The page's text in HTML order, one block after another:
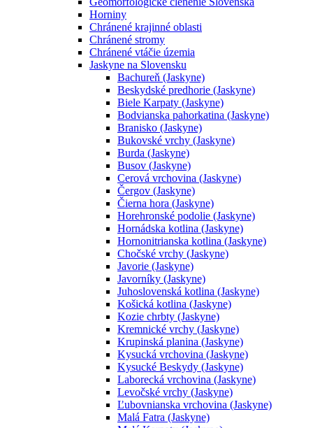
Horniny
Chránené krajinné oblasti
Chránené stromy
Chránené vtáčie územia
Jaskyne na Slovensku
Bachureň (Jaskyne)
Beskydské predhorie (Jaskyne)
Biele Karpaty (Jaskyne)
Bodvianska pahorkatina (Jaskyne)
Branisko (Jaskyne)
Bukovské vrchy (Jaskyne)
Burda (Jaskyne)
Busov (Jaskyne)
Cerová vrchovina (Jaskyne)
Čergov (Jaskyne)
Čierna hora (Jaskyne)
Horehronské podolie (Jaskyne)
Hornádska kotlina (Jaskyne)
Hornonitrianska kotlina (Jaskyne)
Chočské vrchy (Jaskyne)
Javorie (Jaskyne)
Javorníky (Jaskyne)
Juhoslovenská kotlina (Jaskyne)
Košická kotlina (Jaskyne)
Kozie chrbty (Jaskyne)
Kremnické vrchy (Jaskyne)
Krupinská planina (Jaskyne)
Kysucká vrchovina (Jaskyne)
Kysucké Beskydy (Jaskyne)
Laborecká vrchovina (Jaskyne)
Levočské vrchy (Jaskyne)
Ľubovnianska vrchovina (Jaskyne)
Malá Fatra (Jaskyne)